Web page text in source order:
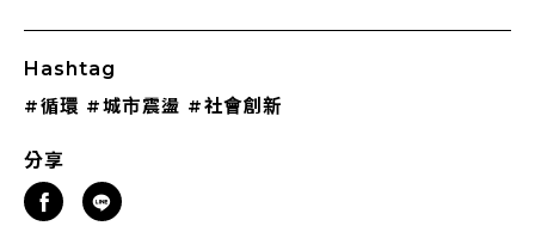
Hashtag
#循環 #城市震盪 #社會創新
分享